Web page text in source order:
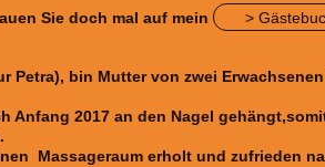
Sie doch mal auf mein >
Petra), bin Mutter von zwei
Anfang 2017 an den Nagel
Massageraum erholt und zufrieden